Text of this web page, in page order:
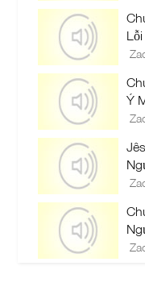
Lỗi
Ý